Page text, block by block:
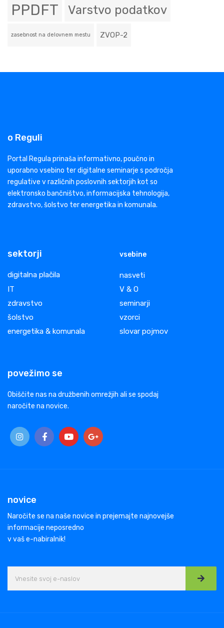
PPDFT Varstvo podatkov
zasebnost na delovnem mestu ZVOP-2
o Reguli
Portal Regula prinaša informativno, poučno in
uporabno vsebino ter digitalne seminarje s področja
regulative v različnih poslovnih sektorjih kot so
elektronsko bančništvo, informacijska tehnologija,
zdravstvo, šolstvo ter energetika in komunala.
sektorji
digitalna plačila
IT
zdravstvo
šolstvo
energetika & komunala
vsebine
nasveti
V & O
seminarji
vzorci
slovar pojmov
povežimo se
Obiščite nas na družbenih omrežjih ali se spodaj
naročite na novice.
novice
Naročite se na naše novice in prejemajte najnovejše
informacije neposredno
v vaš e-nabiralnik!